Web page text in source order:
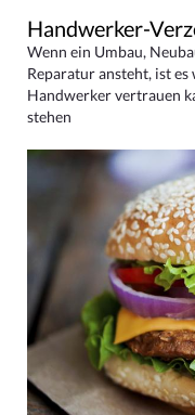
Handwerker-
Wenn ein Umbau,
Reparatur ansteht, ist
Handwerker vertrauen
stehen